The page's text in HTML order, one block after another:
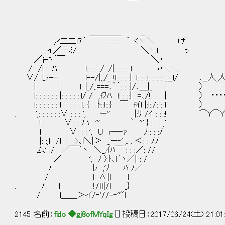
,ィ二二lﾌ´: : : : : : : : : : ｀ .くヽ ＼ げ
,イ／三ﾐ/: : : : : : : : : : : : : : : : ＼ヽ,l_ っ
／j-ﾍ´￣: : : : : : : : : : : : : : : : : : : : : :＼ﾉヽ
/ /| ﾊ: : : : : : : l: : : :/: /|: : : : l: : : : : : :ﾊ＼＼
∨/: レ-┘: : : : : : l--/|,,/_ !l: : : :|: l: : :l: : : :'.___l/ ､__人_人_
|: : : : : : |: : : : :l: |_/,.===､｀´: : :|/､
l: : : : : : |: : : : ::l/ / ,fﾌﾊ l: : ::| =､/!: : : :| ） ・・・・・
l: : : : : : l: : : : : ｌ. { ﾄ::l:::} ￣ fｲl
. ',: : : : : :∨ : : : ', ー'' |:ﾘ /ｲ : : :!
! : : : : : ∨: : :ハ ''' ｀ ''' } : : : ,'
l: : : : : : : ∨: : : ', U r─‐ｧ ﾉ:: : :/
|: :,l: :/l: : : :>､l＼|＞ _ー‐' ,. . ＜: : //
厶' l/ |／￣｀ヽ ＼_,ｲﾊ￣ : : :／: //
／ ', / 〉ﾄ､l｀ヽ／| : /
/ ﾚ ,'ﾉ ﾊ /／
/ l ﾊ |l l
. / l !/ｌｌ|/ｌ _}
/ l＿＿＞イ/‐'//-‐''"l
2145 名前： fido ◆gj8ofMYqIg [] 投稿日：2017/06/24(土)